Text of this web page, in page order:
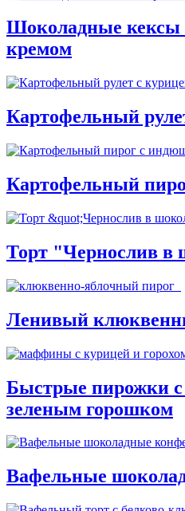
Шоколадные кексы
кремом
Картофельный
Картофельный
Торт "Чернослив в
Ленивый
Быстрые пирожки
зеленым горошком
Вафельные